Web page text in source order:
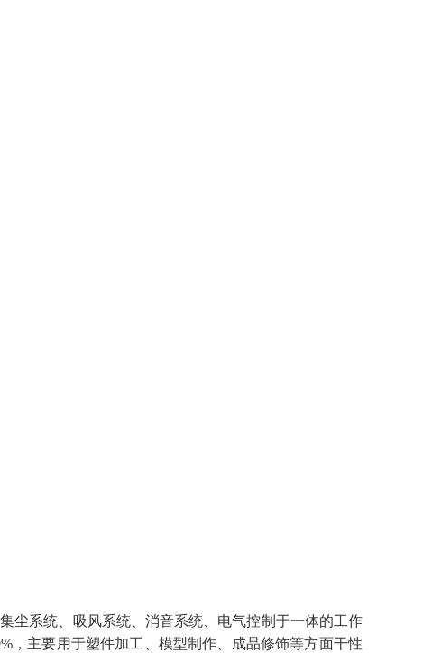
尘系统、吸风系统、消音系统、电气控制于一体的工作
，主要用于塑件加工、模型制作、成品修饰等方面干性